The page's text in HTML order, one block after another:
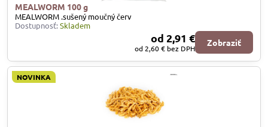
MEALWORM 100 g
MEALWORM .sušený moučný červ
Dostupnosť:Skladem
od 2,91 €
od 2,60 € bez DPH
Zobraziť
NOVINKA